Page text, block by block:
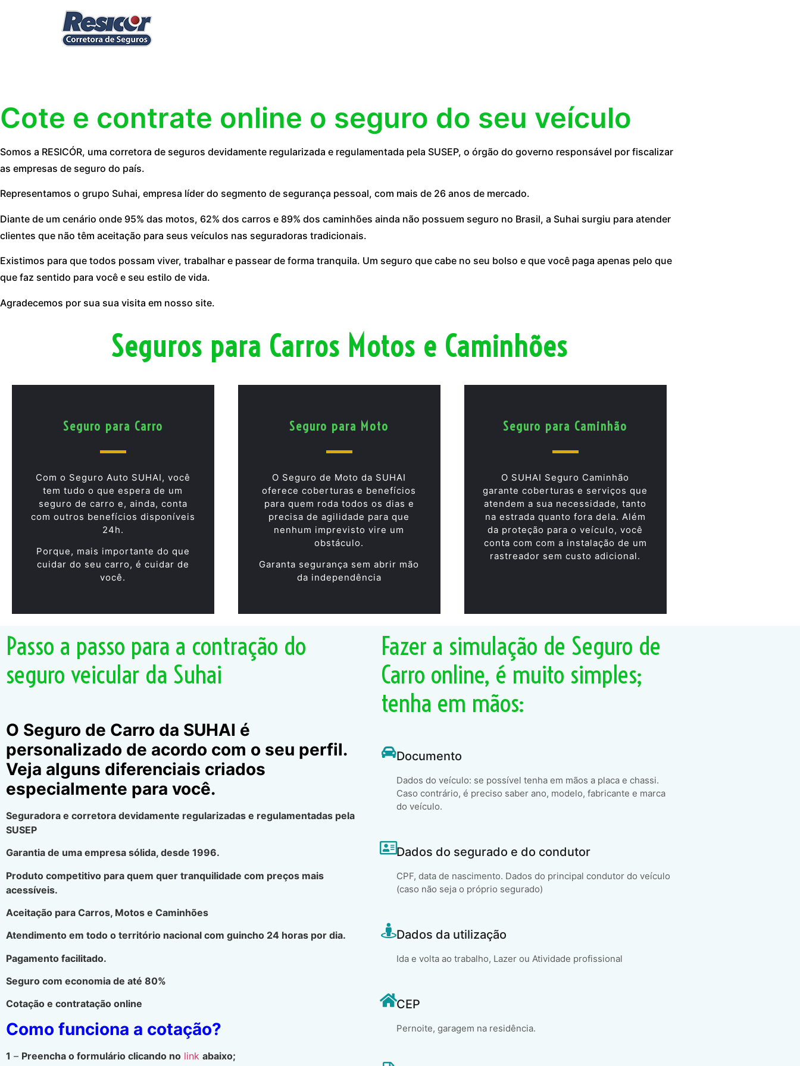
Cote e contrate online o seguro do seu veículo
Somos a RESICÓR, uma corretora de seguros devidamente regularizada e regulamentada pela SUSEP, o órgão do governo responsável por fiscalizar
as empresas de seguro do país.
Representamos o grupo Suhai, empresa líder do segmento de segurança pessoal, com mais de 26 anos de mercado.
Diante de um cenário onde 95% das motos, 62% dos carros e 89% dos caminhões ainda não possuem seguro no Brasil, a Suhai surgiu para atender
clientes que não têm aceitação para seus veículos nas seguradoras tradicionais.
Existimos para que todos possam viver, trabalhar e passear de forma tranquila. Um seguro que cabe no seu bolso e que você paga apenas pelo que
que faz sentido para você e seu estilo de vida.
Agradecemos por sua sua visita em nosso site.
Seguros para Carros Motos e Caminhões
Seguro para Carro
Com o Seguro Auto SUHAI, você
tem tudo o que espera de um
seguro de carro e, ainda, conta
com outros benefícios disponíveis
24h.
Porque, mais importante do que
cuidar do seu carro, é cuidar de
você.
Seguro para Moto
O Seguro de Moto da SUHAI
oferece coberturas e benefícios
para quem roda todos os dias e
precisa de agilidade para que
nenhum imprevisto vire um
obstáculo.
Garanta segurança sem abrir mão
da independência
Seguro para Caminhão
O SUHAI Seguro Caminhão
garante coberturas e serviços que
atendem a sua necessidade, tanto
na estrada quanto fora dela. Além
da proteção para o veículo, você
conta com com a instalação de um
rastreador sem custo adicional.
Passo a passo para a contração do
seguro veicular da Suhai
O Seguro de Carro da SUHAI é
personalizado de acordo com o seu perfil.
Veja alguns diferenciais criados
especialmente para você.
Seguradora e corretora devidamente regularizadas e regulamentadas pela
SUSEP
Garantia de uma empresa sólida, desde 1996.
Produto competitivo para quem quer tranquilidade com preços mais
acessíveis.
Aceitação para Carros, Motos e Caminhões
Atendimento em todo o território nacional com guincho 24 horas por dia.
Pagamento facilitado.
Seguro com economia de até 80%
Cotação e contratação online
Como funciona a cotação?
1 – Preencha o formulário clicando no link abaixo;
Fazer a simulação de Seguro de
Carro online, é muito simples;
tenha em mãos:
Documento
Dados do veículo: se possível tenha em mãos a placa e chassi.
Caso contrário, é preciso saber ano, modelo, fabricante e marca
do veículo.
Dados do segurado e do condutor
CPF, data de nascimento. Dados do principal condutor do veículo
(caso não seja o próprio segurado)
Dados da utilização
Ida e volta ao trabalho, Lazer ou Atividade profissional
CEP
Pernoite, garagem na residência.